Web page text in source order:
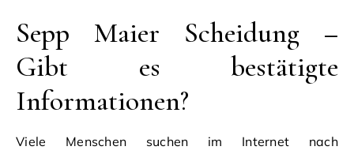
Sepp Maier Scheidung –
Gibt es bestätigte
Informationen?
Viele Menschen suchen im Internet nach